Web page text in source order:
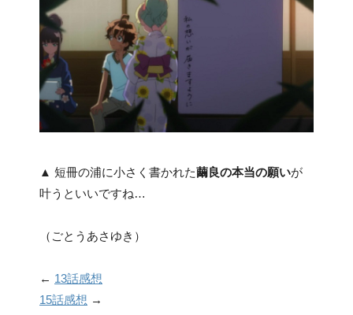
▲ 短冊の浦に小さく書かれた繭良の本当の願いが
叶うといいですね…
（ごとうあさゆき）
← 13話感想
15話感想 →